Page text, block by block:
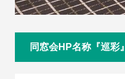
同窓会HP名称『巡彩』